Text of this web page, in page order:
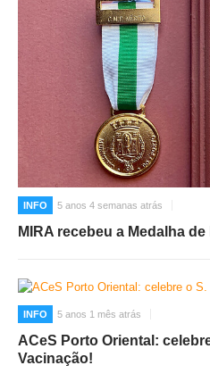
INFO 5 anos 4 semanas atrás
MIRA recebeu a Medalha
INFO 5 anos 1 mês atrás
ACeS Porto Oriental:
Vacinação!